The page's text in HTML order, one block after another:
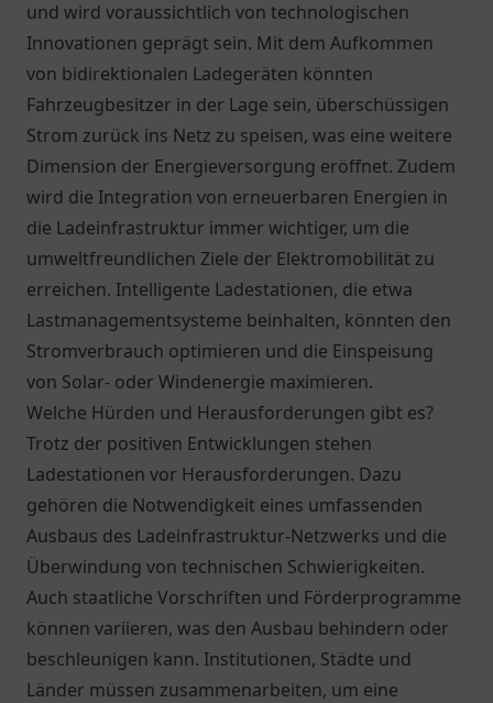
und wird voraussichtlich von technologischen
Innovationen geprägt sein. Mit dem Aufkommen
von bidirektionalen Ladegeräten könnten
Fahrzeugbesitzer in der Lage sein, überschüssigen
Strom zurück ins Netz zu speisen, was eine weitere
Dimension der Energieversorgung eröffnet. Zudem
wird die Integration von erneuerbaren Energien in
die Ladeinfrastruktur immer wichtiger, um die
umweltfreundlichen Ziele der Elektromobilität zu
erreichen. Intelligente Ladestationen, die etwa
Lastmanagementsysteme beinhalten, könnten den
Stromverbrauch optimieren und die Einspeisung
von Solar- oder Windenergie maximieren.
Welche Hürden und Herausforderungen gibt es?
Trotz der positiven Entwicklungen stehen
Ladestationen vor Herausforderungen. Dazu
gehören die Notwendigkeit eines umfassenden
Ausbaus des Ladeinfrastruktur-Netzwerks und die
Überwindung von technischen Schwierigkeiten.
Auch staatliche Vorschriften und Förderprogramme
können variieren, was den Ausbau behindern oder
beschleunigen kann. Institutionen, Städte und
Länder müssen zusammenarbeiten, um eine